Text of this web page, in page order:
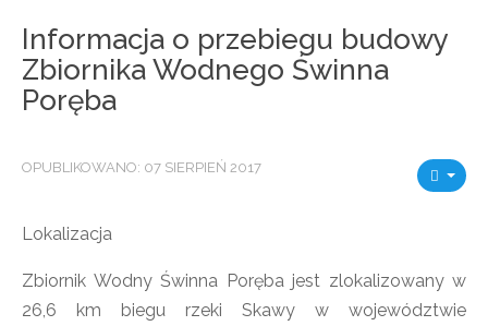
Informacja o przebiegu budowy
Zbiornika Wodnego Świnna
Poręba
OPUBLIKOWANO: 07 SIERPIEŃ 2017
Lokalizacja
Zbiornik Wodny Świnna Poręba jest zlokalizowany w
26,6 km biegu rzeki Skawy w województwie